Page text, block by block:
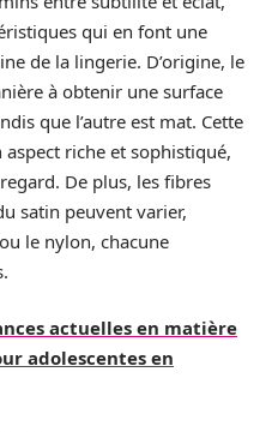
qui en font une
de la lingerie. D’origine, le
à obtenir une surface
que l’autre est mat. Cette
riche et sophistiqué,
De plus, les fibres
satin peuvent varier,
le nylon, chacune
actuelles en matière
adolescentes en